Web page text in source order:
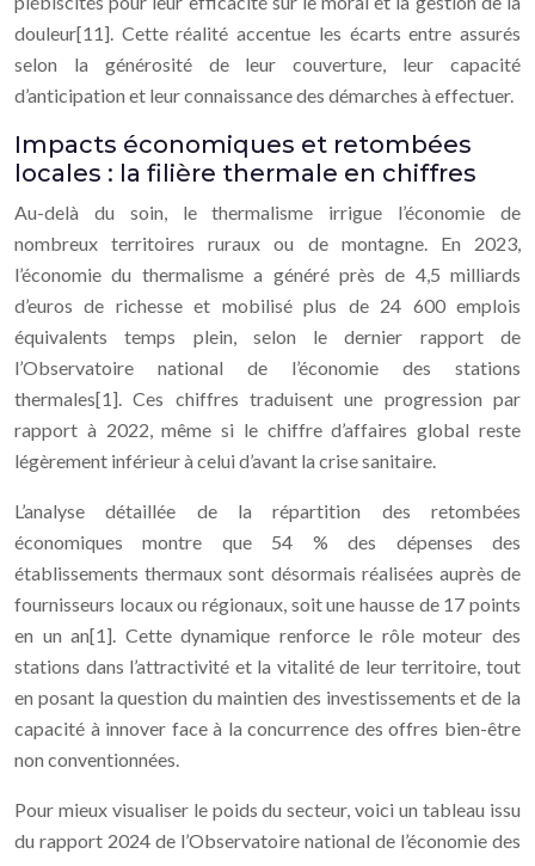
douleur[11]. Cette réalité accentue les écarts entre assurés
selon la générosité de leur couverture, leur capacité
d’anticipation et leur connaissance des démarches à effectuer.
Impacts économiques et retombées
locales : la filière thermale en chiffres
Au-delà du soin, le thermalisme irrigue l’économie de
nombreux territoires ruraux ou de montagne. En 2023,
l’économie du thermalisme a généré près de 4,5 milliards
d’euros de richesse et mobilisé plus de 24 600 emplois
équivalents temps plein, selon le dernier rapport de
l’Observatoire national de l’économie des stations
thermales[1]. Ces chiffres traduisent une progression par
rapport à 2022, même si le chiffre d’affaires global reste
légèrement inférieur à celui d’avant la crise sanitaire.
L’analyse détaillée de la répartition des retombées
économiques montre que 54 % des dépenses des
établissements thermaux sont désormais réalisées auprès de
fournisseurs locaux ou régionaux, soit une hausse de 17 points
en un an[1]. Cette dynamique renforce le rôle moteur des
stations dans l’attractivité et la vitalité de leur territoire, tout
en posant la question du maintien des investissements et de la
capacité à innover face à la concurrence des offres bien-être
non conventionnées.
Pour mieux visualiser le poids du secteur, voici un tableau issu
du rapport 2024 de l’Observatoire national de l’économie des